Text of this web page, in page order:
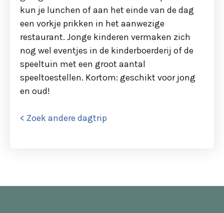
kun je lunchen of aan het einde van de dag
een vorkje prikken in het aanwezige
restaurant. Jonge kinderen vermaken zich
nog wel eventjes in de kinderboerderij of de
speeltuin met een groot aantal
speeltoestellen. Kortom: geschikt voor jong
en oud!
< Zoek andere dagtrip